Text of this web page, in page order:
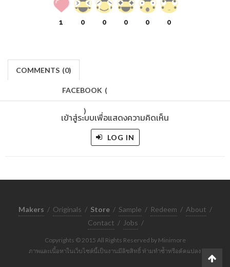
1 0 0 0 0 0
COMMENTS (0)
FACEBOOK (
)
เข้าสู่ระบบเพื่อแสดงความคิดเห็น
LOG IN
Makers / Originals / Store / Sample / Redeem / About /
Contact / Jobs /
Copyrights © 2015 All Rights Reserved by Minimore
ภาพและเนื้อหาในเว็บไซต์นี้เป็นงานมีลิขสิทธิ์ ห้ามทำซ้ำหรือดัดแปลง